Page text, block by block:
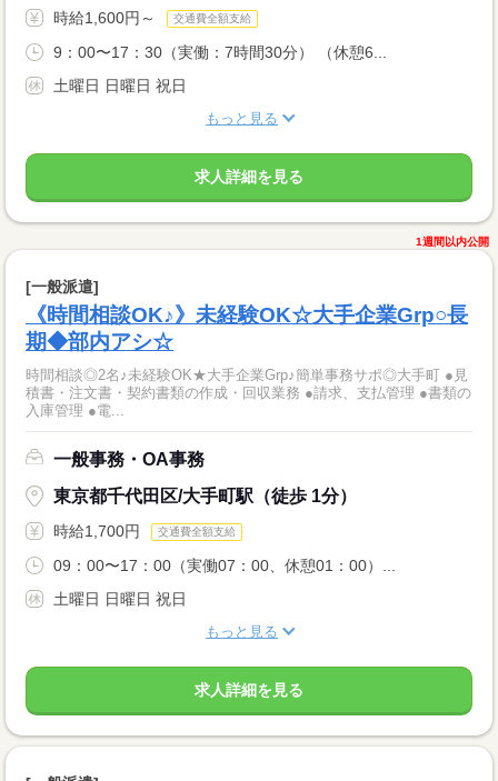
時給1,600円～ 交通費全額支給
9：00〜17：30（実働：7時間30分） （休憩6...
土曜日 日曜日 祝日
もっと見る
求人詳細を見る
1週間以内公開
[一般派遣]
《時間相談OK♪》未経験OK☆大手企業Grp○長
期◆部内アシ☆
時間相談◎2名♪未経験OK★大手企業Grp♪簡単事務サポ◎大手町 ●見
積書・注文書・契約書類の作成・回収業務 ●請求、支払管理 ●書類の
入庫管理 ●電...
一般事務・OA事務
東京都千代田区/大手町駅（徒歩 1分）
時給1,700円 交通費全額支給
09：00〜17：00（実働07：00、休憩01：00）...
土曜日 日曜日 祝日
もっと見る
求人詳細を見る